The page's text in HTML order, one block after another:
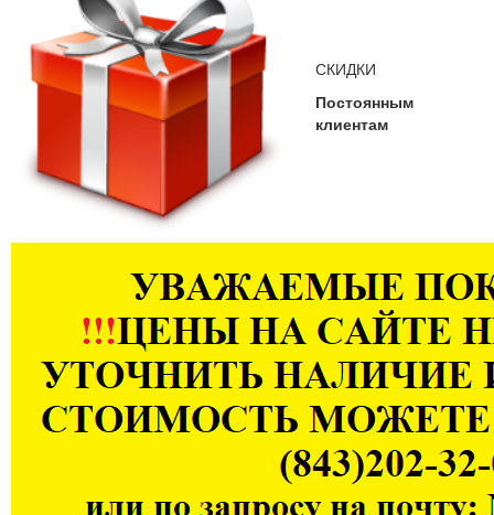
СКИДКИ
Постоянным
клиентам